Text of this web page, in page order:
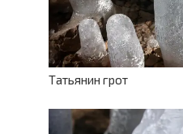
Татьянин грот